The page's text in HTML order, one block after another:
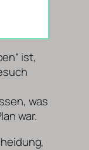
ist,
was
war.